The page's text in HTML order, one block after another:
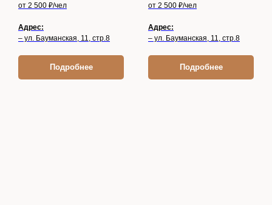
от 2 500 ₽/чел
Адрес:
– ул. Бауманская, 11, стр.8
Подробнее
от 2 500 ₽/чел
Адрес:
– ул. Бауманская, 11, стр.8
Подробнее